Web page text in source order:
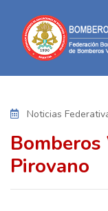
Noticias
Pirovano